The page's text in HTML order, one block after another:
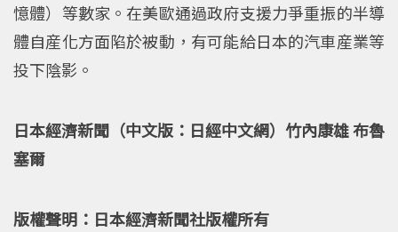
憶體）等數家。在美歐通過政府支援力爭重振的半導
體自産化方面陷於被動，有可能給日本的汽車産業等
投下陰影。
日本經濟新聞（中文版：日經中文網）竹內康雄 布魯
塞爾
版權聲明：日本經濟新聞社版權所有